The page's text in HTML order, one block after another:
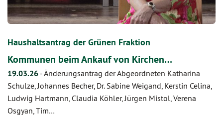
Haushaltsantrag der Grünen Fraktion
Kommunen beim Ankauf von Kirchen…
19.03.26 -Änderungsantrag der Abgeordneten Katharina
Schulze, Johannes Becher, Dr. Sabine Weigand, Kerstin Celina,
Ludwig Hartmann, Claudia Köhler, Jürgen Mistol, Verena
Osgyan, Tim…